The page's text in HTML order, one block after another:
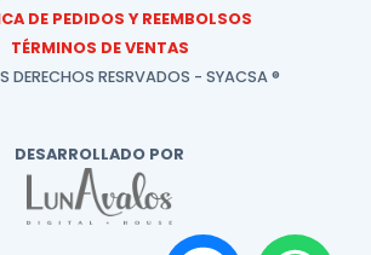
DE PEDIDOS Y REEMBOLSOS
TÉRMINOS DE VENTAS
DERECHOS RESRVADOS - SYACSA ®
DESARROLLADO POR